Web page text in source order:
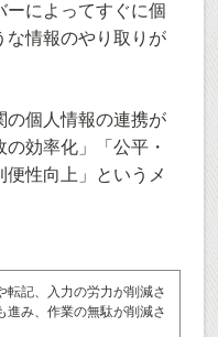
ーによってすぐに個
な情報のやり取りが
の個人情報の連携が
効率化」「公平・
性向上」というメ
転記、入力の労力が削減さ
進み、作業の無駄が削減さ